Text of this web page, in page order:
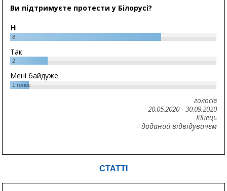
Ви підтримуєте протести у Білорусі?
Ні
8
Так
2
Мені байдуже
1 голос
голосів
20.05.2020- 30.09.2020
Кінець
- доданий відвідувачем
СТАТТІ